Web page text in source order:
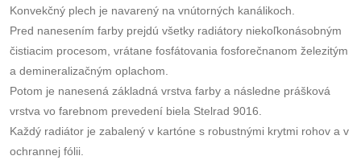
Konvekčný plech je navarený na vnútorných kanálikoch.
Pred nanesením farby prejdú všetky radiátory niekoľkonásobným
čistiacim procesom, vrátane fosfátovania fosforečnanom železitým
a demineralizačným oplachom.
Potom je nanesená základná vrstva farby a následne prášková
vrstva vo farebnom prevedení biela Stelrad 9016.
Každý radiátor je zabalený v kartóne s robustnými krytmi rohov a v
ochrannej fólii.